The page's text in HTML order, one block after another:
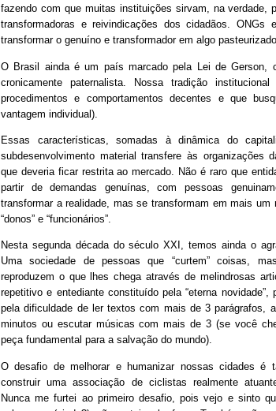
fazendo com que muitas instituições sirvam, na verdade,
transformadoras e reivindicações dos cidadãos. ONGs
transformar o genuíno e transformador em algo
O Brasil ainda é um país marcado pela Lei de Gerson,
cronicamente paternalista. Nossa tradição
procedimentos e comportamentos decentes e que
vantagem individual).
Essas características, somadas à dinâmica do
subdesenvolvimento material transfere às organizações
que deveria ficar restrita ao mercado. Não é raro que
partir de demandas genuínas, com pessoas
transformar a realidade, mas se transformam em mais um
“donos” e “funcionários”.
Nesta segunda década do século XXI, temos ainda o
Uma sociedade de pessoas que “curtem” coisas,
reproduzem o que lhes chega através de melindrosas
repetitivo e entediante constituído pela “eterna
pela dificuldade de ler textos com mais de 3 parágrafos,
minutos ou escutar músicas com mais de 3 (se você
peça fundamental para a salvação do mundo).
O desafio de melhorar e humanizar nossas cidades é
construir uma associação de ciclistas realmente
Nunca me furtei ao primeiro desafio, pois vejo e sinto